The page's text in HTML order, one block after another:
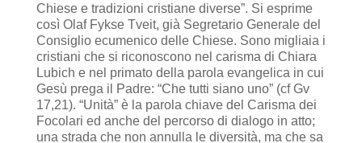
Chiese e tradizioni cristiane diverse”. Si esprime
così Olaf Fykse Tveit, già Segretario Generale del
Consiglio ecumenico delle Chiese. Sono migliaia i
cristiani che si riconoscono nel carisma di Chiara
Lubich e nel primato della parola evangelica in cui
Gesù prega il Padre: “Che tutti siano uno” (cf Gv
17,21). “Unità” è la parola chiave del Carisma dei
Focolari ed anche del percorso di dialogo in atto;
una strada che non annulla le diversità, ma che sa